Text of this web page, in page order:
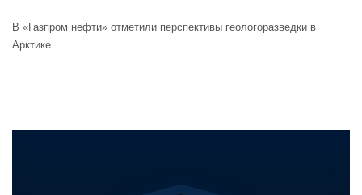
В «Газпром нефти» отметили перспективы геологоразведки в
Арктике